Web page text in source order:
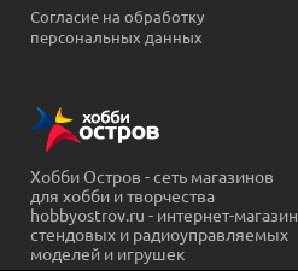
Согласие на обработку
персональных данных
Хобби Остров - сеть магазинов
для хобби и творчества
hobbyostrov.ru - интернет-магазин
стендовых и радиоуправляемых
моделей и игрушек